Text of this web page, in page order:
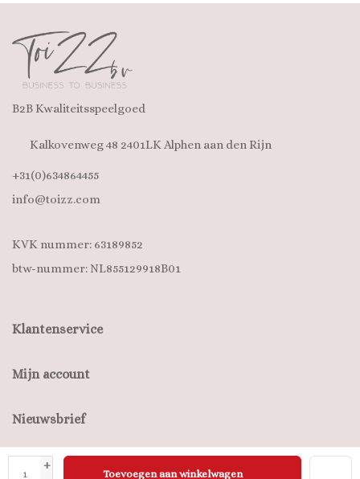
+
Toevoegen aan winkelwagen
B2B Kwaliteitsspeelgoed
Kalkovenweg 48 2401LK Alphen aan den Rijn
+31(0)634864455
info@toizz.com
KVK nummer: 63189852
btw-nummer: NL855129918B01
Klantenservice
Mijn account
Nieuwsbrief